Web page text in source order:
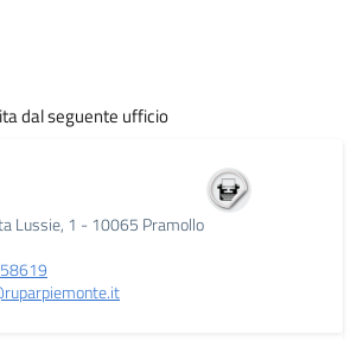
dal seguente ufficio
Lussie, 1 - 10065 Pramollo